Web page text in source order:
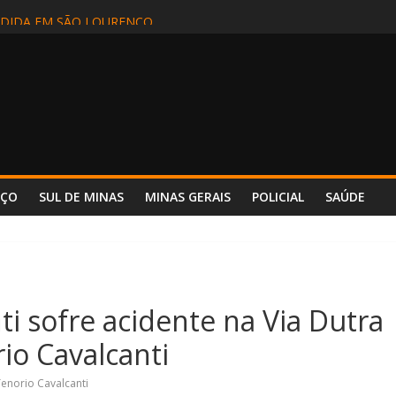
INCÊNDIO EM CAMINHÃO NA BR-381 – POUSO ALEGRE
REFORÇA SEGURANÇA E PREPARO NO HOSPITAL
SUL DE MINAS MINAS GERAIS POLICIAL SAÚDE
sofre acidente na Via Dutra
Cavalcanti
Cavalcanti